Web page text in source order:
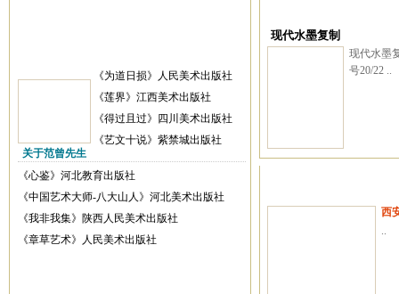
关于范曾先生
《为道日损》人民美术出版社
《莲界》江西美术出版社
《得过且过》四川美术出版社
《艺文十说》紫禁城出版社
《心鉴》河北教育出版社
《中国艺术大师-八大山人》河北美术出版社
《我非我集》陕西人民美术出版社
《章草艺术》人民美术出版社
现代水墨复制
现代水墨
号20/22 ..
西
..